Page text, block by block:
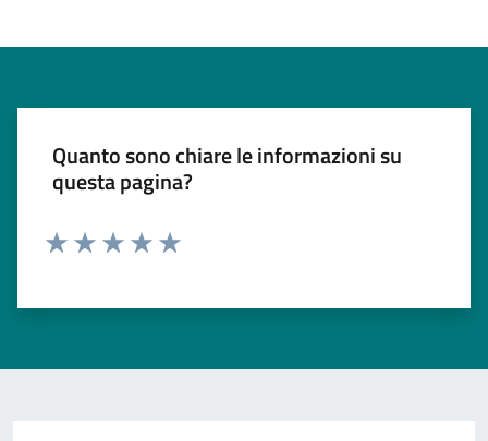
Quanto sono chiare le informazioni su
questa pagina?